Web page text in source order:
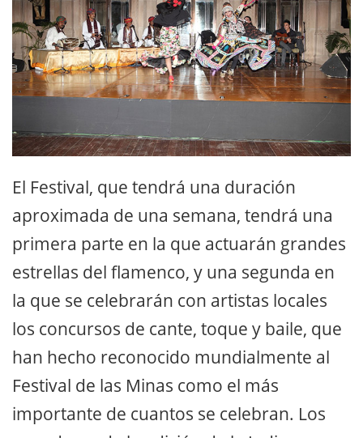
El Festival, que tendrá una duración
aproximada de una semana, tendrá una
primera parte en la que actuarán grandes
estrellas del flamenco, y una segunda en
la que se celebrarán con artistas locales
los concursos de cante, toque y baile, que
han hecho reconocido mundialmente al
Festival de las Minas como el más
importante de cuantos se celebran. Los